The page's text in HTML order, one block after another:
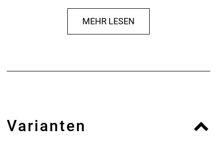
verrutschen. Mit Rückentaschen und einer
verdeckten, nach innen wasserdichten
Reißverschlusstasche hat man genügend
MEHR LESEN
Varianten